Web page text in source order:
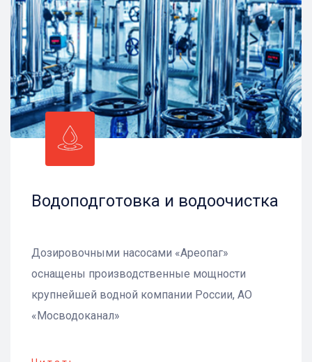
Водоподготовка и водоочистка
Дозировочными насосами «Ареопаг»
оснащены производственные мощности
крупнейшей водной компании России, АО
«Мосводоканал»